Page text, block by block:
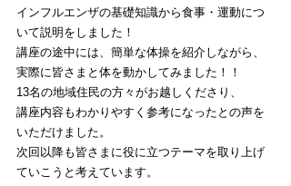
インフルエンザの基礎知識から食事・運動につ
いて説明をしました！
講座の途中には、簡単な体操を紹介しながら、
実際に皆さまと体を動かしてみました！！
13名の地域住民の方々がお越しくださり、
講座内容もわかりやすく参考になったとの声を
いただけました。
次回以降も皆さまに役に立つテーマを取り上げ
ていこうと考えています。